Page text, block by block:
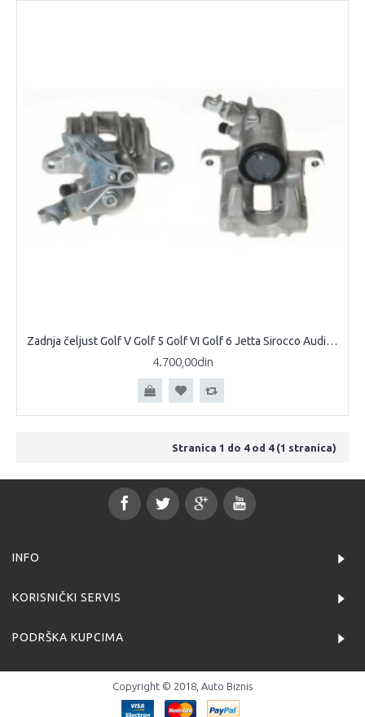
Zadnja čeljust Golf V Golf 5 Golf VI Golf 6 Jetta Sirocco Audi A3 8P Seat Altea Leon Toledo Octavia II Yeti zadnja kočiona klešta1k0615423J 1K0615423a 1K0615423d 1k0615424J 1K0615424a 1K0615424d
4.700,00din
Stranica 1 do 4 od 4 (1 stranica)
INFO
KORISNIČKI SERVIS
PODRŠKA KUPCIMA
Copyright © 2018, Auto Biznis